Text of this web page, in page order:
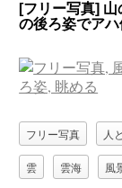
[フリー写真]
の後ろ姿でア
フリー写真 人
雲 雲海 風